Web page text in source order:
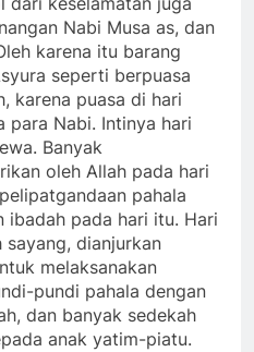
Nabi Musa as, dan
karena itu barang
seperti berpuasa
karena puasa di hari
para Nabi. Intinya hari
Banyak
oleh Allah pada hari
pahala
ibadah pada hari itu. Hari
sayang, dianjurkan
melaksanakan
pundi pahala dengan
dan banyak sedekah
anak yatim-piatu.